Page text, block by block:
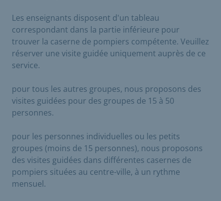
Les enseignants disposent d'un tableau
correspondant dans la partie inférieure pour
trouver la caserne de pompiers compétente. Veuillez
réserver une visite guidée uniquement auprès de ce
service.
pour tous les autres groupes, nous proposons des
visites guidées pour des groupes de 15 à 50
personnes.
pour les personnes individuelles ou les petits
groupes (moins de 15 personnes), nous proposons
des visites guidées dans différentes casernes de
pompiers situées au centre-ville, à un rythme
mensuel.